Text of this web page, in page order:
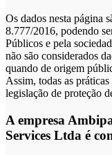
Os dados nesta página
8.777/2016, podendo
Públicos e pela
não são considerados
quando de origem
Assim, todas as
legislação de proteção
A empresa
Services Ltda é